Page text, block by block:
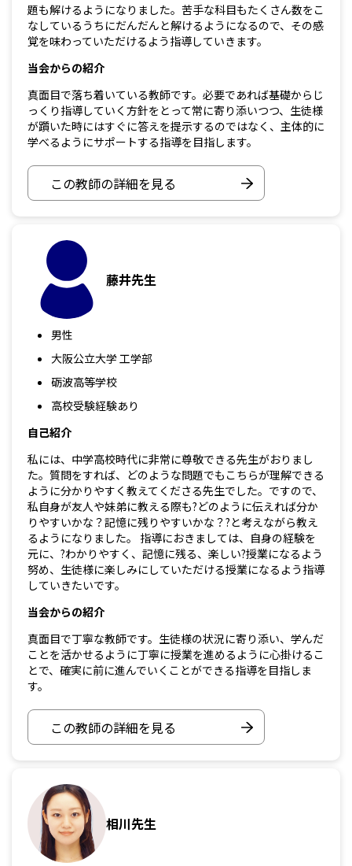
題も解けるようになりました。苦手な科目もたくさん数をこ
なしているうちにだんだんと解けるようになるので、その感
覚を味わっていただけるよう指導していきます。
当会からの紹介
真面目で落ち着いている教師です。必要であれば基礎からじ
っくり指導していく方針をとって常に寄り添いつつ、生徒様
が躓いた時にはすぐに答えを提示するのではなく、主体的に
学べるようにサポートする指導を目指します。
この教師の詳細を見る
藤井先生
男性
大阪公立大学 工学部
砺波高等学校
高校受験経験あり
自己紹介
私には、中学高校時代に非常に尊敬できる先生がおりまし
た。質問をすれば、どのような問題でもこちらが理解できる
ように分かりやすく教えてくださる先生でした。ですので、
私自身が友人や妹弟に教える際も?どのように伝えれば分か
りやすいかな？記憶に残りやすいかな？?と考えながら教え
るようになりました。 指導におきましては、自身の経験を
元に、?わかりやすく、記憶に残る、楽しい?授業になるよう
努め、生徒様に楽しみにしていただける授業になるよう指導
していきたいです。
当会からの紹介
真面目で丁寧な教師です。生徒様の状況に寄り添い、学んだ
ことを活かせるように丁寧に授業を進めるように心掛けるこ
とで、確実に前に進んでいくことができる指導を目指しま
す。
この教師の詳細を見る
相川先生